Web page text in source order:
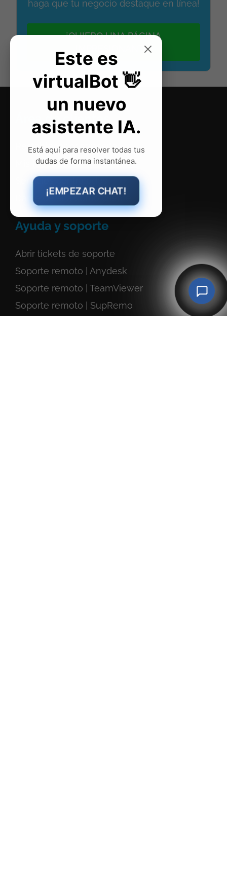
haga que tu negocio destaque en línea!
¡QUIERO UNA PÁGINA
IMPRESIONANTE!
Área de clientes
Restablecer contraseña
Mis facturas
Servicios
Darse de alta como cliente
Ayuda y soporte
Abrir tickets de soporte
Soporte remoto | Anydesk
Soporte remoto | TeamViewer
Soporte remoto | SupRemo
Este es
virtualBot 👋
un nuevo
asistente IA.
Está aquí para resolver todas tus
dudas de forma instantánea.
¡EMPEZAR CHAT!